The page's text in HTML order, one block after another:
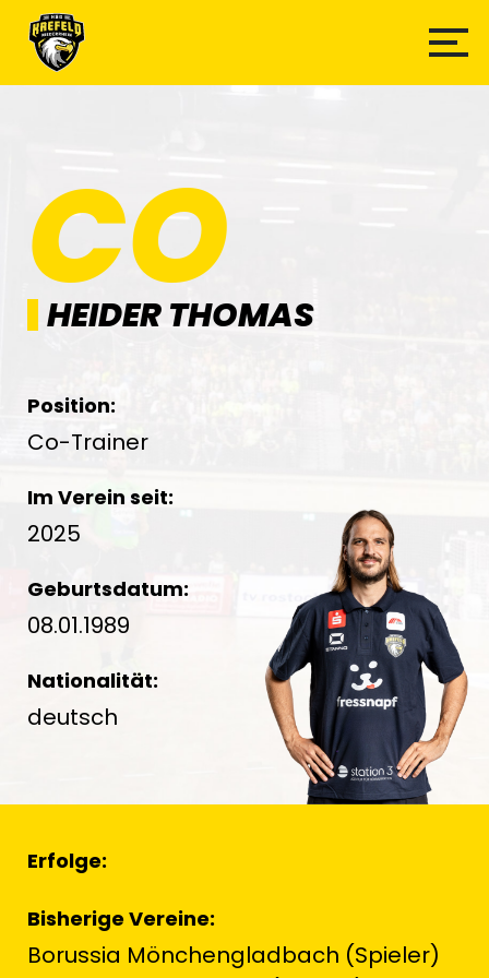
CO
HEIDER THOMAS
Position:
Co-Trainer
Im Verein seit:
2025
Geburtsdatum:
08.01.1989
Nationalität:
deutsch
Erfolge:
Bisherige Vereine:
Borussia Mönchengladbach (Spieler)